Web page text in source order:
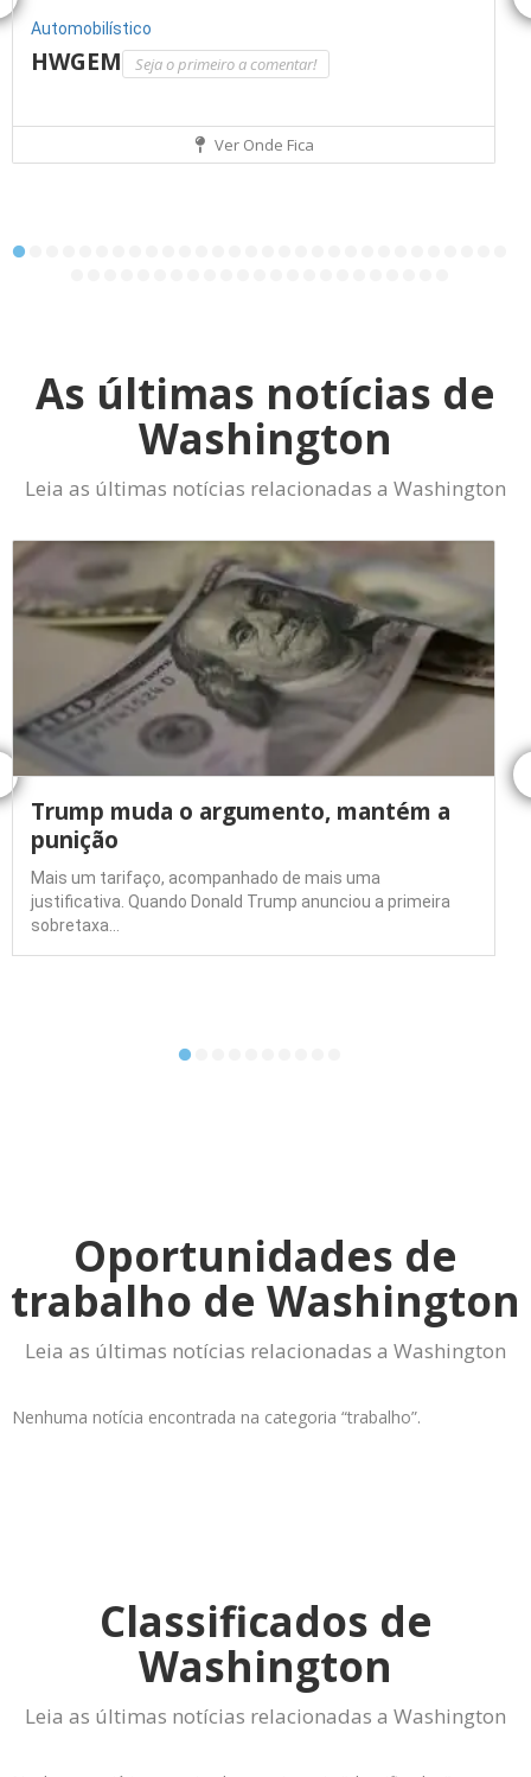
Automobilístico
HWGEM Seja o primeiro a comentar!
Ver Onde Fica
As últimas notícias de
Washington
Leia as últimas notícias relacionadas a Washington
Trump muda o argumento, mantém a
punição
Mais um tarifaço, acompanhado de mais uma
justificativa. Quando Donald Trump anunciou a primeira
sobretaxa…
Oportunidades de
trabalho de Washington
Leia as últimas notícias relacionadas a Washington
Nenhuma notícia encontrada na categoria “trabalho”.
Classificados de
Washington
Leia as últimas notícias relacionadas a Washington